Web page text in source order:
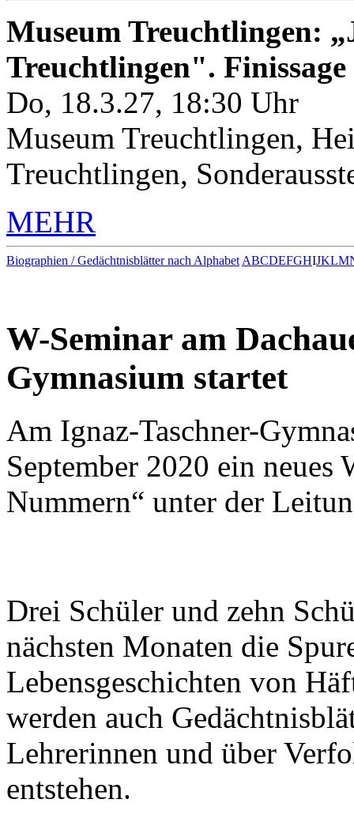
Museum Treuchtlingen:
Treuchtlingen". Finissage
Do, 18.3.27, 18:30 Uhr
Museum Treuchtlingen,
Treuchtlingen,
MEHR
Biographien / Gedächtnisblätter nach Alphabet ABCDEFGHIJKLM
W-Seminar am
Gymnasium startet
Am Ignaz-Taschner-
September 2020 ein neues
Nummern“ unter der
Drei Schüler und zehn
nächsten Monaten die
Lebensgeschichten von
werden auch
Lehrerinnen und über
entstehen.